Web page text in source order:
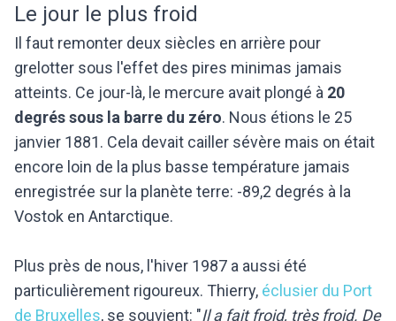
Le jour le plus froid
Il faut remonter deux siècles en arrière pour
grelotter sous l'effet des pires minimas jamais
atteints. Ce jour-là, le mercure avait plongé à 20
degrés sous la barre du zéro. Nous étions le 25
janvier 1881. Cela devait cailler sévère mais on était
encore loin de la plus basse température jamais
enregistrée sur la planète terre: -89,2 degrés à la
Vostok en Antarctique.
Plus près de nous, l'hiver 1987 a aussi été
particulièrement rigoureux. Thierry, éclusier du Port
de Bruxelles, se souvient: "Il a fait froid, très froid. De